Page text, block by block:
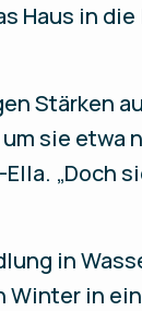
Haus in
Stärken
sie etwa
„Doch
in
in